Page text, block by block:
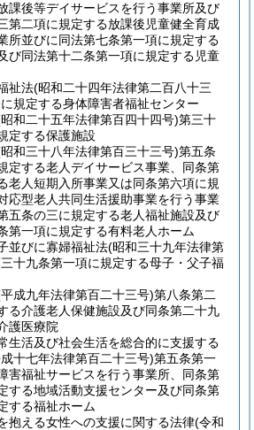
課後等デイサービスを行う事業所及び
第二項に規定する放課後児童健全育成
所並びに同法第七条第一項に規定する
び同法第十二条第一項に規定する児童
祉法(昭和二十四年法律第二百八十三
規定する身体障害者福祉センター
和二十五年法律第百四十四号)第三十
定する保護施設
和三十八年法律第百三十三号)第五条
定する老人デイサービス事業、同条第
老人短期入所事業又は同条第六項に規
応型老人共同生活援助事業を行う事業
五条の三に規定する老人福祉施設及び
第一項に規定する有料老人ホーム
並びに寡婦福祉法(昭和三十九年法律第
十九条第一項に規定する母子・父子福
成九年法律第百二十三号)第八条第二
る介護老人保健施設及び同条第二十九
護医療院
生活及び社会生活を総合的に支援する
十七年法律第百二十三号)第五条第一
害福祉サービスを行う事業所、同条第
する地域活動支援センター及び同条第
する福祉ホーム
抱える女性への支援に関する法律(令和